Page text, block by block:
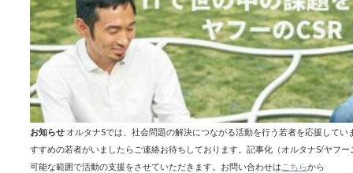
お知らせ オルタナSでは、社会問題の解決につながる活動を行う若者を応援して
すすめの若者がいましたらご連絡お待ちしております。記事化（オルタナS/ヤフ
可能な範囲で活動の支援をさせていただきます。お問い合わせは こちらから